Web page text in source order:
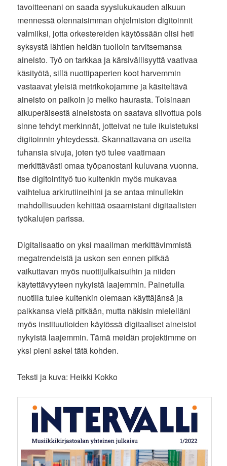
tavoitteenani on saada syyslukukauden alkuun
mennessä olennaisimman ohjelmiston digitoinnit
valmiiksi, jotta orkestereiden käytössään olisi heti
syksystä lähtien heidän tuolloin tarvitsemansa
aineisto. Työ on tarkkaa ja kärsivällisyyttä vaativaa
käsityötä, sillä nuottipaperien koot harvemmin
vastaavat yleisiä metrikokojamme ja käsiteltävä
aineisto on paikoin jo melko haurasta. Toisinaan
alkuperäisestä aineistosta on saatava siivottua pois
sinne tehdyt merkinnät, jotteivat ne tule ikuistetuksi
digitoinnin yhteydessä. Skannattavana on useita
tuhansia sivuja, joten työ tulee vaatimaan
merkittävästi omaa työpanostani kuluvana vuonna.
Itse digitointityö tuo kuitenkin myös mukavaa
vaihtelua arkirutiineihini ja se antaa minullekin
mahdollisuuden kehittää osaamistani digitaalisten
työkalujen parissa.
Digitalisaatio on yksi maailman merkittävimmistä
megatrendeistä ja uskon sen ennen pitkää
vaikuttavan myös nuottijulkaisuihin ja niiden
käytettävyyteen nykyistä laajemmin. Painetulla
nuotilla tulee kuitenkin olemaan käyttäjänsä ja
paikkansa vielä pitkään, mutta näkisin mielelläni
myös instituutioiden käytössä digitaaliset aineistot
nykyistä laajemmin. Tämä meidän projektimme on
yksi pieni askel tätä kohden.
Teksti ja kuva: Heikki Kokko